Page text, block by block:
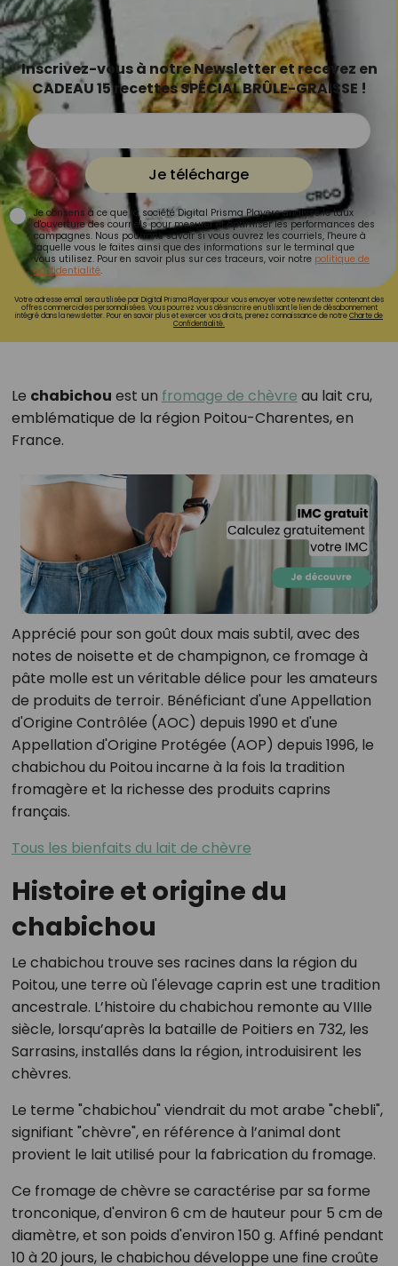
Inscrivez-vous à notre Newsletter et recevez en
CADEAU 15 recettes SPÉCIAL BRÛLE-GRAISSE !
Je télécharge
Je consens à ce que la société Digital Prisma Players analyse le taux
d'ouverture des courriels pour mesurer et optimiser les performances des
campagnes. Nous pourrons savoir si vous ouvrez les courriels, l'heure à
laquelle vous le faites ainsi que des informations sur le terminal que
vous utilisez. Pour en savoir plus sur ces traceurs, voir notre politique de
confidentialité.
Votre adresse email sera utilisée par Digital Prisma Playerspour vous envoyer votre newsletter contenant des
offres commerciales personnalisées. Vous pourrez vous désinscrire en utilisant le lien de désabonnement
intégré dans la newsletter. Pour en savoir plus et exercer vos droits, prenez connaissance de notreCharte de
Confidentialité.
Le chabichou est un fromage de chèvre au lait cru,
emblématique de la région Poitou-Charentes, en
France.
Apprécié pour son goût doux mais subtil, avec des
notes de noisette et de champignon, ce fromage à
pâte molle est un véritable délice pour les amateurs
de produits de terroir. Bénéficiant d'une Appellation
d'Origine Contrôlée (AOC) depuis 1990 et d'une
Appellation d'Origine Protégée (AOP) depuis 1996, le
chabichou du Poitou incarne à la fois la tradition
fromagère et la richesse des produits caprins
français.
Tous les bienfaits du lait de chèvre
Histoire et origine du
chabichou
Le chabichou trouve ses racines dans la région du
Poitou, une terre où l'élevage caprin est une tradition
ancestrale. L’histoire du chabichou remonte au VIIIe
siècle, lorsqu’après la bataille de Poitiers en 732, les
Sarrasins, installés dans la région, introduisirent les
chèvres.
Le terme "chabichou" viendrait du mot arabe "chebli",
signifiant "chèvre", en référence à l’animal dont
provient le lait utilisé pour la fabrication du fromage.
Ce fromage de chèvre se caractérise par sa forme
tronconique, d'environ 6 cm de hauteur pour 5 cm de
diamètre, et son poids d'environ 150 g. Affiné pendant
10 à 20 jours, le chabichou développe une fine croûte